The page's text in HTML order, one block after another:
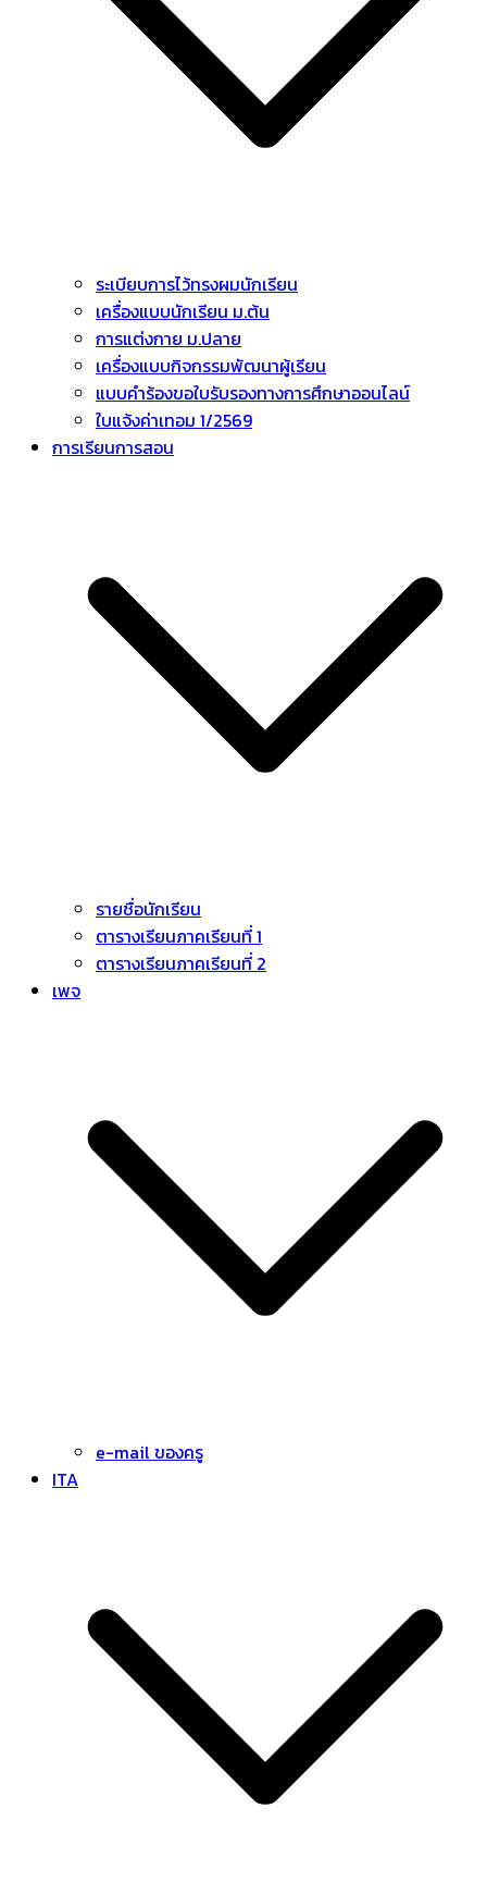
ระเบียบการไว้ทรงผมนักเรียน
เครื่องแบบนักเรียน ม.ต้น
การแต่งกาย ม.ปลาย
เครื่องแบบกิจกรรมพัฒนาผู้เรียน
แบบคำร้องขอใบรับรองทางการศึกษาออนไลน์
ใบแจ้งค่าเทอม 1/2569
การเรียนการสอน
รายชื่อนักเรียน
ตารางเรียนภาคเรียนที่ 1
ตารางเรียนภาคเรียนที่ 2
เพจ
e-mail ของครู
ITA